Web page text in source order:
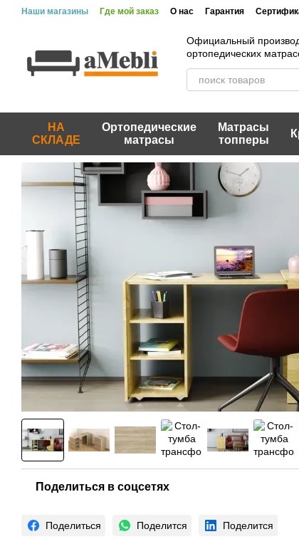
Перейти к основному контенту
Наши магазины Где мой заказ О нас Гарантия
Официальный
ортопедических
НА
СКЛАДЕ
Ортопедические
матрасы
Матрасы
топперы
Поделиться в соцсетях
Поделиться Поделится Поделится